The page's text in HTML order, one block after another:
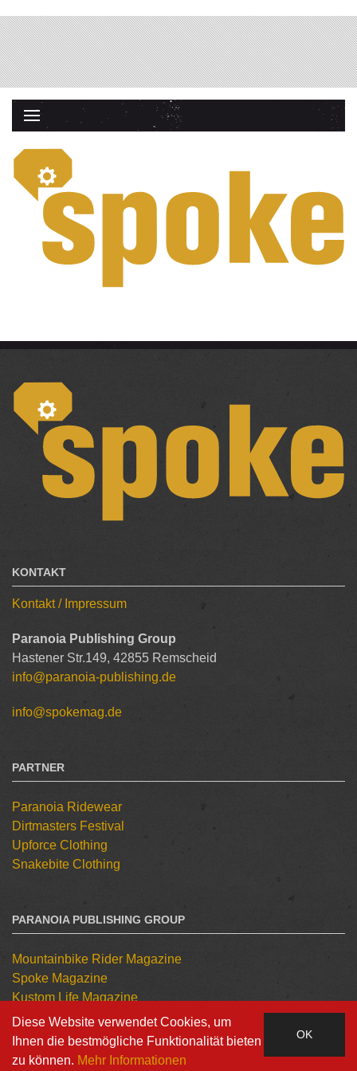
KONTAKT
Kontakt / Impressum
Paranoia Publishing Group
Hastener Str.149, 42855 Remscheid
info@paranoia-publishing.de
info@spokemag.de
PARTNER
Paranoia Ridewear
Dirtmasters Festival
Upforce Clothing
Snakebite Clothing
PARANOIA PUBLISHING GROUP
Mountainbike Rider Magazine
Spoke Magazine
Kustom Life Magazine
Tattoo Kulture Magazine
OK
Diese Website verwendet Cookies, um
Ihnen die bestmögliche Funktionalität bieten
zu können. Mehr Informationen